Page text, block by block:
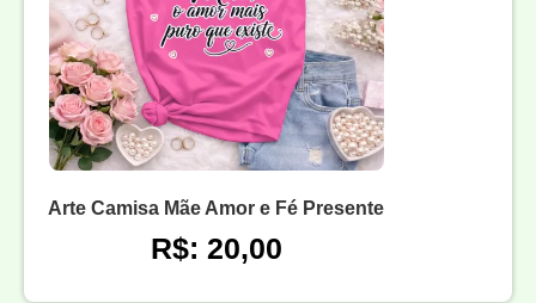
Arte Camisa Mãe Amor e Fé Presente
R$: 20,00